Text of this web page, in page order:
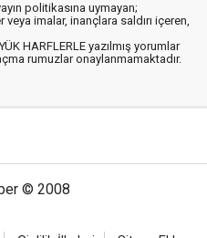
politikasına uymayan;
imalar, inançlara saldırı içeren,
HARFLERLE yazılmış yorumlar
rumuzlar onaylanmamaktadır.
© 2008